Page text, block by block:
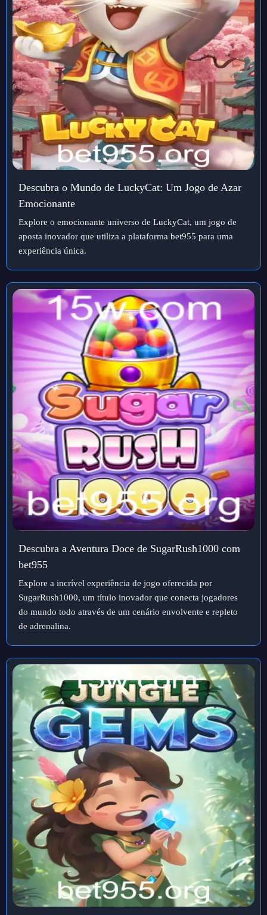
Descubra o Mundo de LuckyCat: Um Jogo de Azar
Emocionante
Explore o emocionante universo de LuckyCat, um jogo de
aposta inovador que utiliza a plataforma bet955 para uma
experiência única.
Descubra a Aventura Doce de SugarRush1000 com
bet955
Explore a incrível experiência de jogo oferecida por
SugarRush1000, um título inovador que conecta jogadores
do mundo todo através de um cenário envolvente e repleto
de adrenalina.